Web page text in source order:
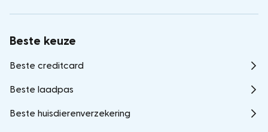
Beste keuze
Beste creditcard
Beste laadpas
Beste huisdierenverzekering